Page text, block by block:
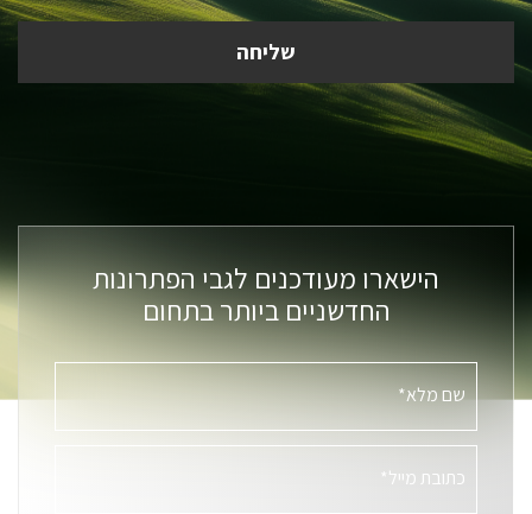
הישארו מעודכנים לגבי הפתרונות
החדשניים ביותר בתחום
שם מלא*
כתובת מייל*